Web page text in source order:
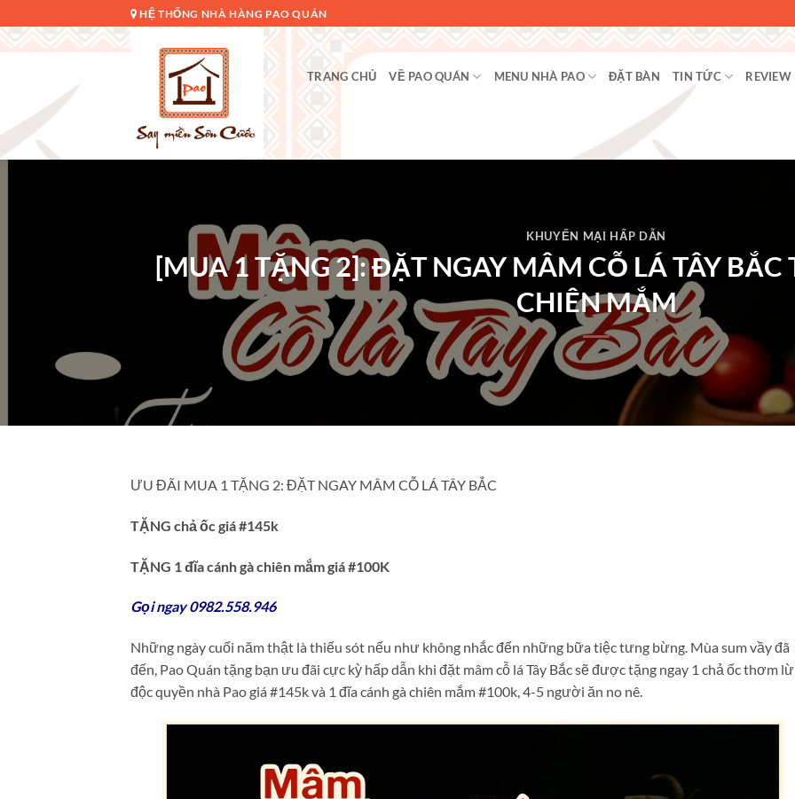
qua
nội
HỆ THỐNG NHÀ HÀNG PAO QUÁN
TRANG CHỦ VỀ PAO QUÁN MENU NHÀ PAO ĐẶT BÀN TIN TỨC REVIEW
KHUYẾN MẠI HẤP DẪN
[MUA 1 TẶNG 2]: ĐẶT NGAY MÂM CỖ LÁ TÂY BẮC
CHIÊN MẮM
ƯU ĐÃI MUA 1 TẶNG 2: ĐẶT NGAY MÂM CỖ LÁ TÂY BẮC
TẶNG chả ốc giá #145k
TẶNG 1 đĩa cánh gà chiên mắm giá #100K
Gọi ngay 0982.558.946
Những ngày cuối năm thật là thiếu sót nếu như không nhắc đến những bữa tiệc tưng bừng. Mùa sum vầy đã
đến, Pao Quán tặng bạn ưu đãi cực kỳ hấp dẫn khi đặt mâm cỗ lá Tây Bắc sẽ được tặng ngay 1 chả ốc thơm
độc quyền nhà Pao giá #145k và 1 đĩa cánh gà chiên mắm #100k, 4-5 người ăn no nê.